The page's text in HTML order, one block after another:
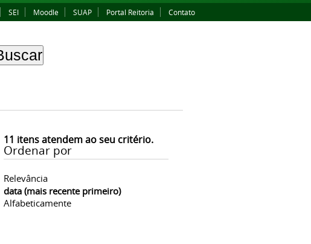
SEI Moodle SUAP Portal Reitoria Contato
11 itens atendem ao seu critério.
Ordenar por
Relevância
data (mais recente primeiro)
Alfabeticamente